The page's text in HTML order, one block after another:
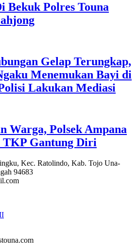
Bekuk Polres Touna
Gelap Terungkap,
Menemukan Bayi di
Lakukan Mediasi
Warga, Polsek Ampana
TKP Gantung Diri
Kec. Ratolindo, Kab. Tojo Una-
94683